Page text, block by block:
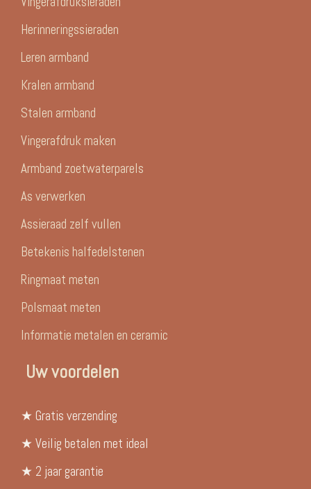
Herinneringssieraden
Leren armband
Kralen armband
Stalen armband
Vingerafdruk maken
Armband zoetwaterparels
As verwerken
Assieraad zelf vullen
Betekenis halfedelstenen
Ringmaat meten
Polsmaat meten
Informatie metalen en ceramic
Uw voordelen
★ Gratis verzending
★ Veilig betalen met ideal
★ 2 jaar garantie